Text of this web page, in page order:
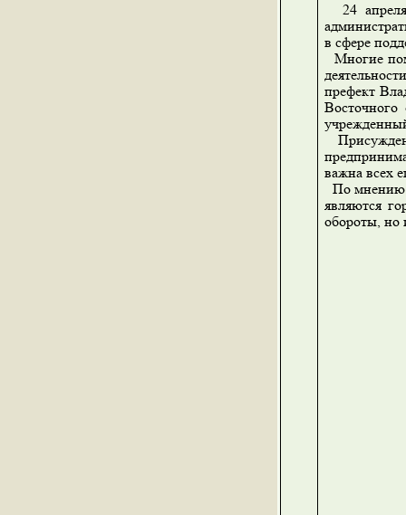
24
в сфере
Многие
префект
важна всех
По мнению
являются
обороты, но